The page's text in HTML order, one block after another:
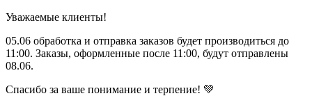
Уважаемые клиенты!
05.06 обработка и отправка заказов будет производиться до
11:00. Заказы, оформленные после 11:00, будут отправлены
08.06.
Спасибо за ваше понимание и терпение! 💚